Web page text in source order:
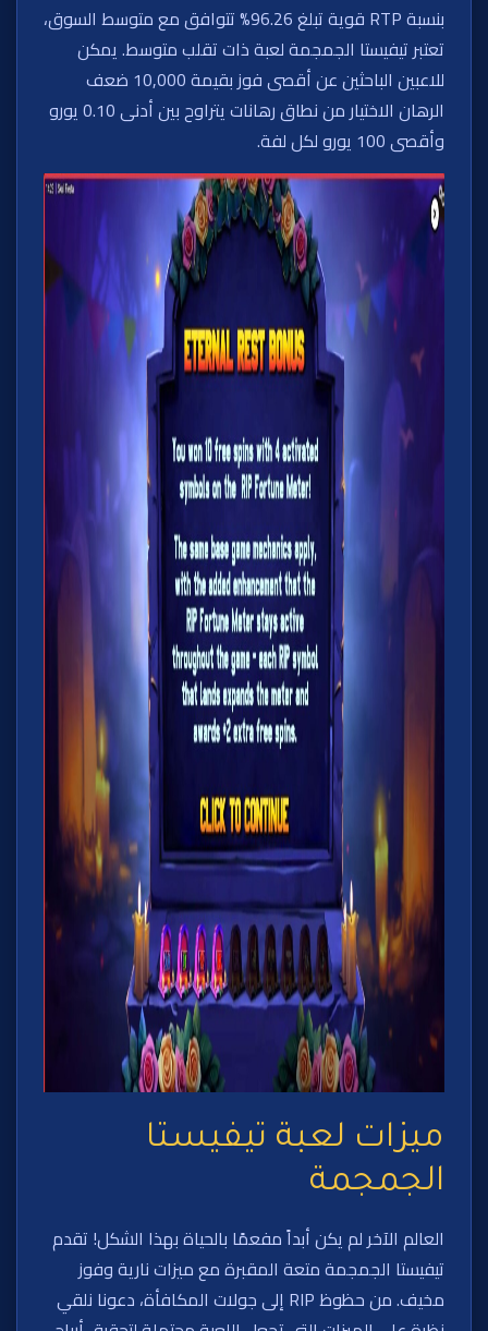
بنسبة RTP قوية تبلغ 96.26% تتوافق مع متوسط السوق،
تعتبر تيفيستا الجمجمة لعبة ذات تقلب متوسط. يمكن
للاعبين الباحثين عن أقصى فوز بقيمة 10,000 ضعف
الرهان الاختيار من نطاق رهانات يتراوح بين أدنى 0.10 يورو
وأقصى 100 يورو لكل لفة.
ميزات لعبة تيفيستا
الجمجمة
العالم الآخر لم يكن أبداً مفعمًا بالحياة بهذا الشكل! تقدم
تيفيستا الجمجمة متعة المقبرة مع ميزات نارية وفوز
مخيف. من حظوظ RIP إلى جولات المكافأة، دعونا نلقي